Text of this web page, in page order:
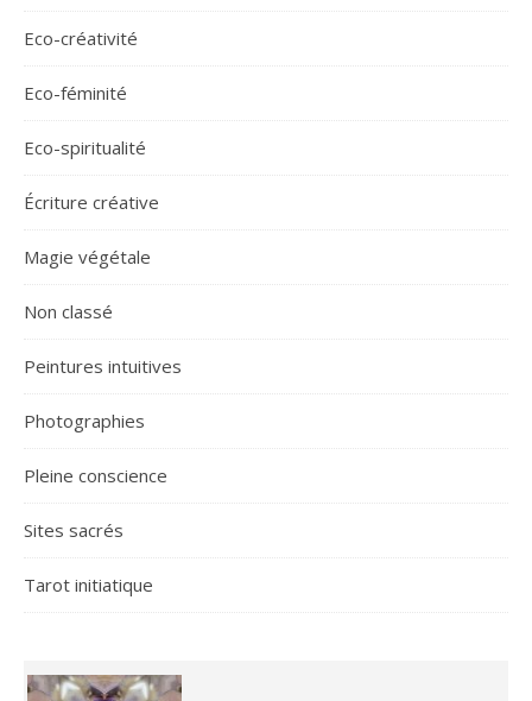
Eco-créativité
Eco-féminité
Eco-spiritualité
Écriture créative
Magie végétale
Non classé
Peintures intuitives
Photographies
Pleine conscience
Sites sacrés
Tarot initiatique